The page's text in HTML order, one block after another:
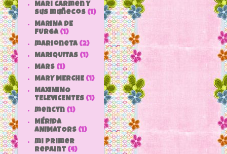
Mari Carmen y
sus muñecos (1)
MARINA DE
FURGA (1)
marioneta (2)
MARIQUITAS (1)
MARS (1)
MARY MERCHE (1)
MAXIMINO
TELEVICENTES (1)
mencyn (1)
MÉRIDA
ANIMATORS (1)
mi primer
repaint (4)